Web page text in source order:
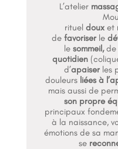
L’atelier
ritueldouxet
defavoriser le
le sommeil,de
quotidien
d’apaiserles
douleurs liées à
mais aussi de
son propre
principaux
à la naissance,
émotions de sa
se